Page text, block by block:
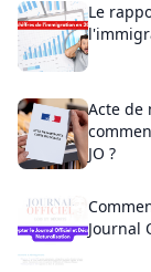
Le
Acte de
JO ?
Journal